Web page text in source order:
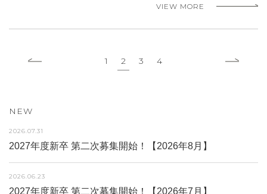
VIEW MORE
1 2 3 4
NEW
2026.07.31
2027年度新卒 第二次募集開始！【2026年8月】
2026.06.23
2027年度新卒 第二次募集開始！【2026年7月】